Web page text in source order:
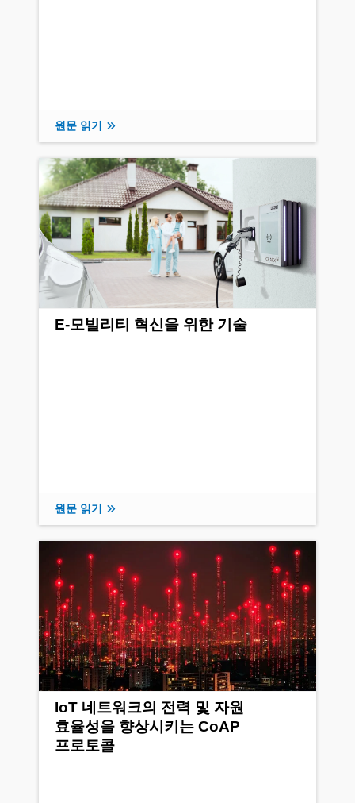
원문 읽기
E-모빌리티 혁신을 위한 기술
원문 읽기
IoT 네트워크의 전력 및 자원
효율성을 향상시키는 CoAP
프로토콜